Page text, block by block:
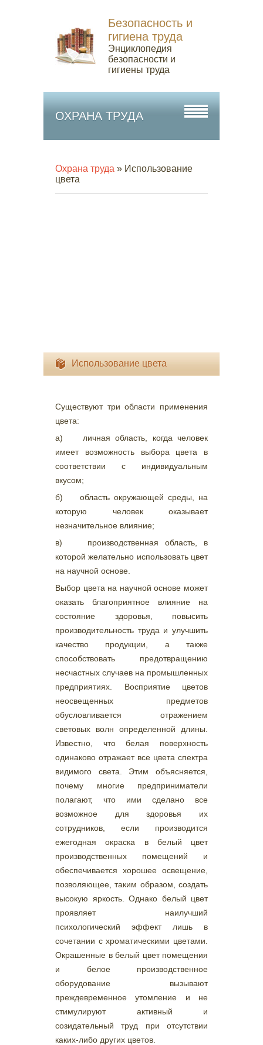
Безопасность и
гигиена труда
Энциклопедия
безопасности и
гигиены труда
ОХРАНА ТРУДА
Охрана труда » Использование
цвета
Использование цвета
Существуют три области применения
цвета:
а) личная область, когда человек
имеет возможность выбора цвета в
соответствии с индивидуальным
вкусом;
б) область окружающей среды, на
которую человек оказывает
незначительное влияние;
в) производственная область, в
которой желательно использовать цвет
на научной основе.
Выбор цвета на научной основе может
оказать благоприятное влияние на
состояние здоровья, повысить
производительность труда и улучшить
качество продукции, а также
способствовать предотвращению
несчастных случаев на промышленных
предприятиях. Восприятие цветов
неосвещенных предметов
обусловливается отражением
световых волн определенной длины.
Известно, что белая поверхность
одинаково отражает все цвета спектра
видимого света. Этим объясняется,
почему многие предприниматели
полагают, что ими сделано все
возможное для здоровья их
сотрудников, если производится
ежегодная окраска в белый цвет
производственных помещений и
обеспечивается хорошее освещение,
позволяющее, таким образом, создать
высокую яркость. Однако белый цвет
проявляет наилучший
психологический эффект лишь в
сочетании с хроматическими цветами.
Окрашенные в белый цвет помещения
и белое производственное
оборудование вызывают
преждевременное утомление и не
стимулируют активный и
созидательный труд при отсутствии
каких-либо других цветов.